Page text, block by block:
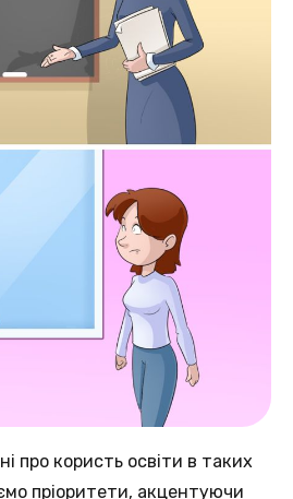
про користь освіти в таких
пріоритети, акцентуючи